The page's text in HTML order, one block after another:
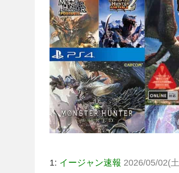
1: イージャン速報 2026/05/02(